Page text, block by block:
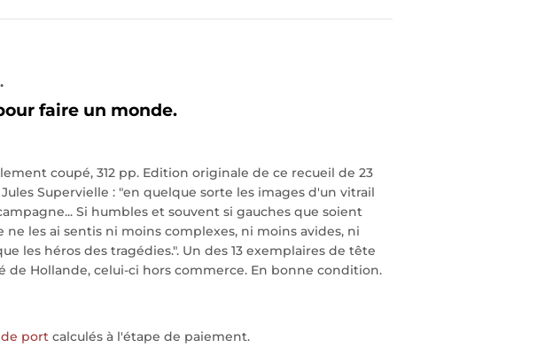
faire un monde.
coupé, 312 pp. Edition originale de ce recueil de 23
Supervielle : "en quelque sorte les images d'un vitrail
Si humbles et souvent si gauches que soient
ne les ai sentis ni moins complexes, ni moins avides, ni
les héros des tragédies.". Un des 13 exemplaires de tête
de Hollande, celui-ci hors commerce. En bonne condition.
de port calculés à l'étape de paiement.